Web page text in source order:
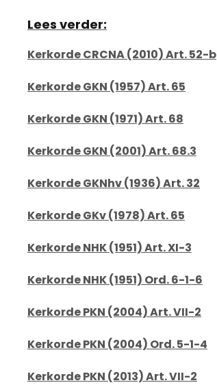
Lees verder:
Kerkorde CRCNA (2010) Art. 52-b
Kerkorde GKN (1957) Art. 65
Kerkorde GKN (1971) Art. 68
Kerkorde GKN (2001) Art. 68.3
Kerkorde GKNhv (1936) Art. 32
Kerkorde GKv (1978) Art. 65
Kerkorde NHK (1951) Art. XI-3
Kerkorde NHK (1951) Ord. 6-1-6
Kerkorde PKN (2004) Art. VII-2
Kerkorde PKN (2004) Ord. 5-1-4
Kerkorde PKN (2013) Art. VII-2